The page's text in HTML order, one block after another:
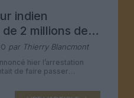
indien
2 millions de
par Thierry Blancmont
hier l’arrestation
de faire passer
Lusaka-Kenneth Kaunda.